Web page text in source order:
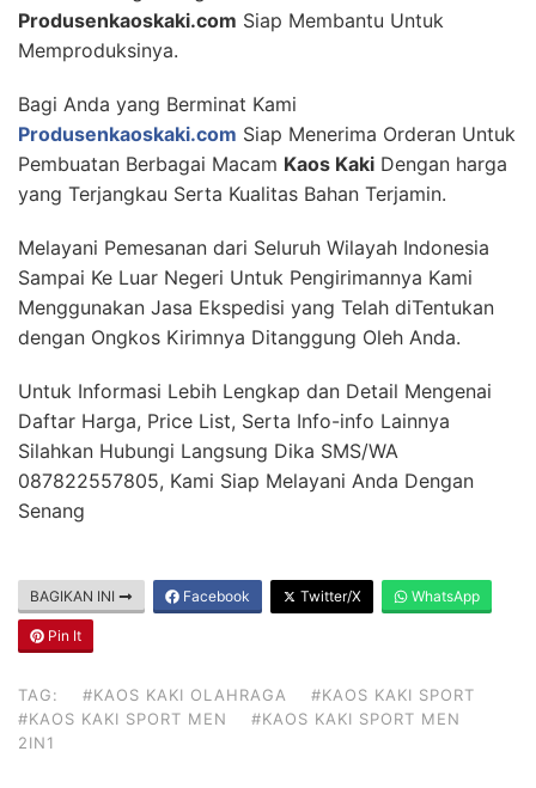
Produsenkaoskaki.com Siap Membantu Untuk
Memproduksinya.
Bagi Anda yang Berminat Kami
Produsenkaoskaki.com Siap Menerima Orderan Untuk
Pembuatan Berbagai Macam Kaos Kaki Dengan harga
yang Terjangkau Serta Kualitas Bahan Terjamin.
Melayani Pemesanan dari Seluruh Wilayah Indonesia
Sampai Ke Luar Negeri Untuk Pengirimannya Kami
Menggunakan Jasa Ekspedisi yang Telah diTentukan
dengan Ongkos Kirimnya Ditanggung Oleh Anda.
Untuk Informasi Lebih Lengkap dan Detail Mengenai
Daftar Harga, Price List, Serta Info-info Lainnya
Silahkan Hubungi Langsung Dika SMS/WA
087822557805, Kami Siap Melayani Anda Dengan
Senang
BAGIKAN INI Facebook Twitter/X WhatsApp
Pin It
TAG: #KAOS KAKI OLAHRAGA
#KAOS KAKI SPORT
#KAOS KAKI SPORT MEN
#KAOS KAKI SPORT MEN
2IN1